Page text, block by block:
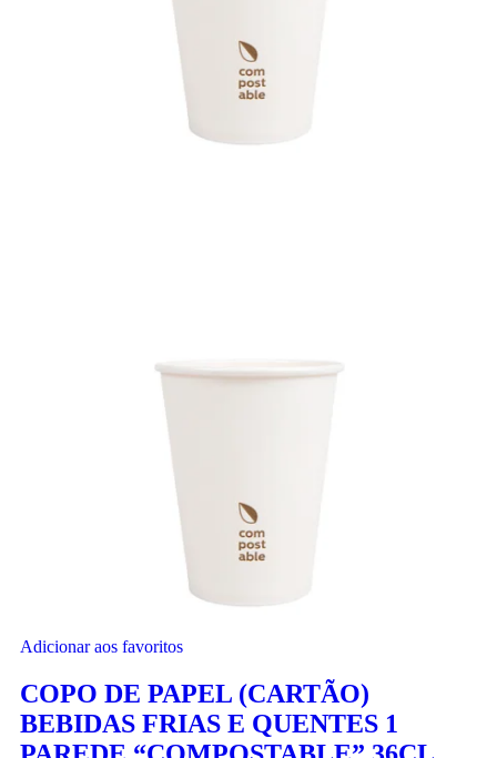
Adicionar aos favoritos
COPO DE PAPEL (CARTÃO)
BEBIDAS FRIAS E QUENTES 1